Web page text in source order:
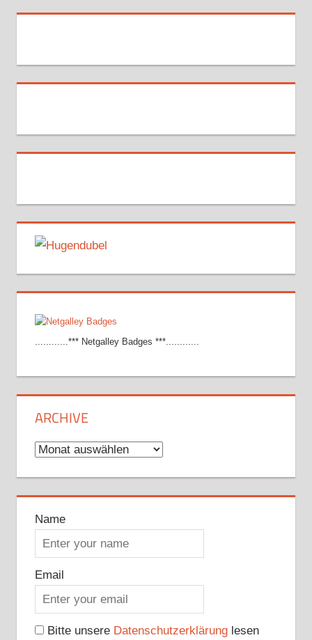
............*** Netgalley Badges ***............
ARCHIVE
Archive
Name
Email
Bitte unsere Datenschutzerklärunglesen